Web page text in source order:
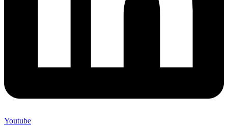
Youtube